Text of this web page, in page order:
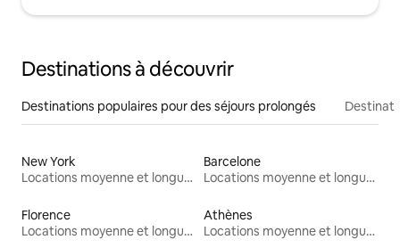
Destinations à découvrir
Destinations populaires pour des séjours prolongés
New York
Locations moyenne et longue durée
Barcelone
Locations moyenne et longue durée
Florence
Locations moyenne et longue durée
Athènes
Locations moyenne et longue durée